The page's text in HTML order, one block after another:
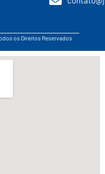
os Direitos Reservados